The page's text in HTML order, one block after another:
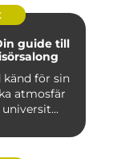
guide till
känd för sin
atmosfär